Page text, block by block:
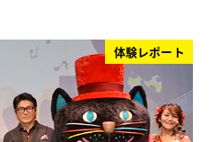
体験レポート